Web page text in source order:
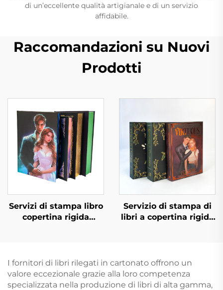
di un’eccellente qualità artigianale e di un servizio
affidabile.
Raccomandazioni su Nuovi
Prodotti
Servizi di stampa libro
copertina rigida
personalizzato con
bordi spruzzati
Servizio di stampa di
libri a copertina rigida
I fornitori di libri rilegati in cartonato offrono un
valore eccezionale grazie alla loro competenza
specializzata nella produzione di libri di alta gamma,